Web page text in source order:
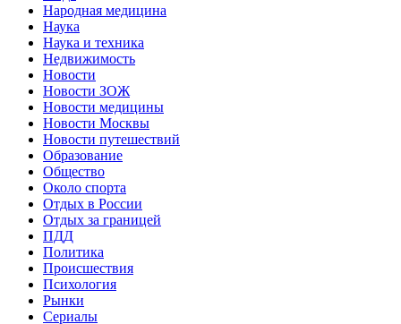
Народная медицина
Наука
Наука и техника
Недвижимость
Новости
Новости ЗОЖ
Новости медицины
Новости Москвы
Новости путешествий
Образование
Общество
Около спорта
Отдых в России
Отдых за границей
ПДД
Политика
Происшествия
Психология
Рынки
Сериалы